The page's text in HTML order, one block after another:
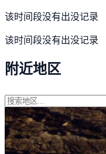
该时间段没有出没记录
该时间段没有出没记录
附近地区